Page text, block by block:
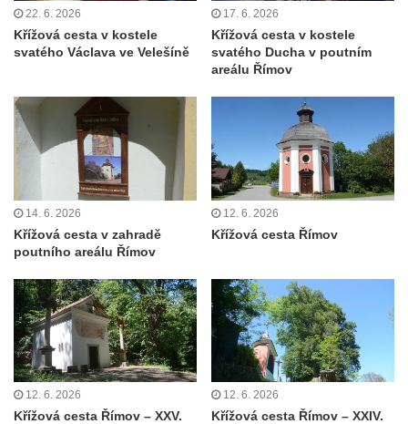
22. 6. 2026
Křížová cesta v kostele
svatého Václava ve Velešíně
17. 6. 2026
Křížová cesta v kostele
svatého Ducha v poutním
areálu Římov
14. 6. 2026
Křížová cesta v zahradě
poutního areálu Římov
12. 6. 2026
Křížová cesta Římov
12. 6. 2026
Křížová cesta Římov – XXV.
12. 6. 2026
Křížová cesta Římov – XXIV.